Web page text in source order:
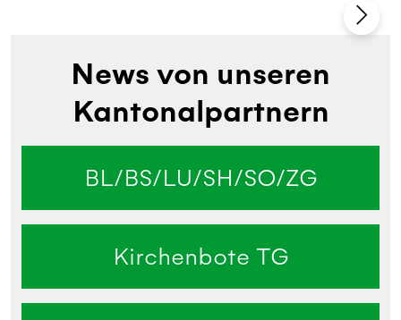
News von unseren
Kantonalpartnern
BL/BS/LU/SH/SO/ZG
Kirchenbote TG